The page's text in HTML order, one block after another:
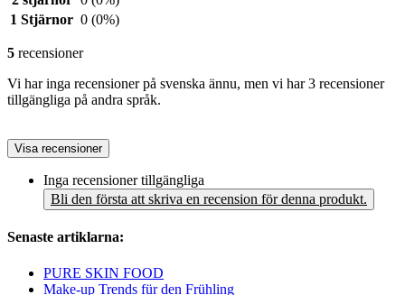
1 Stjärnor 0 (0%)
5 recensioner
Vi har inga recensioner på svenska ännu, men vi har 3 recensioner
tillgängliga på andra språk.
Visa recensioner
Inga recensioner tillgängliga
Bli den första att skriva en recension för denna produkt.
Senaste artiklarna:
PURE SKIN FOOD
Make-up Trends für den Frühling